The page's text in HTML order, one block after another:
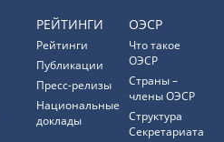
РЕЙТИНГИ
Рейтинги
Публикации
Пресс-релизы
Национальные
доклады
ОЭСР
Что такое
ОЭСР
Страны –
члены ОЭСР
Структура
Секретариата